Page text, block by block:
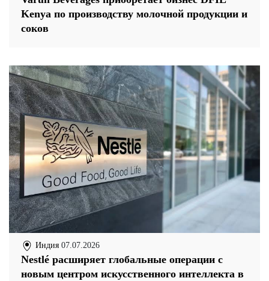
Kenya по производству молочной продукции и
соков
Индия 07.07.2026
Nestlé расширяет глобальные операции с
новым центром искусственного интеллекта в